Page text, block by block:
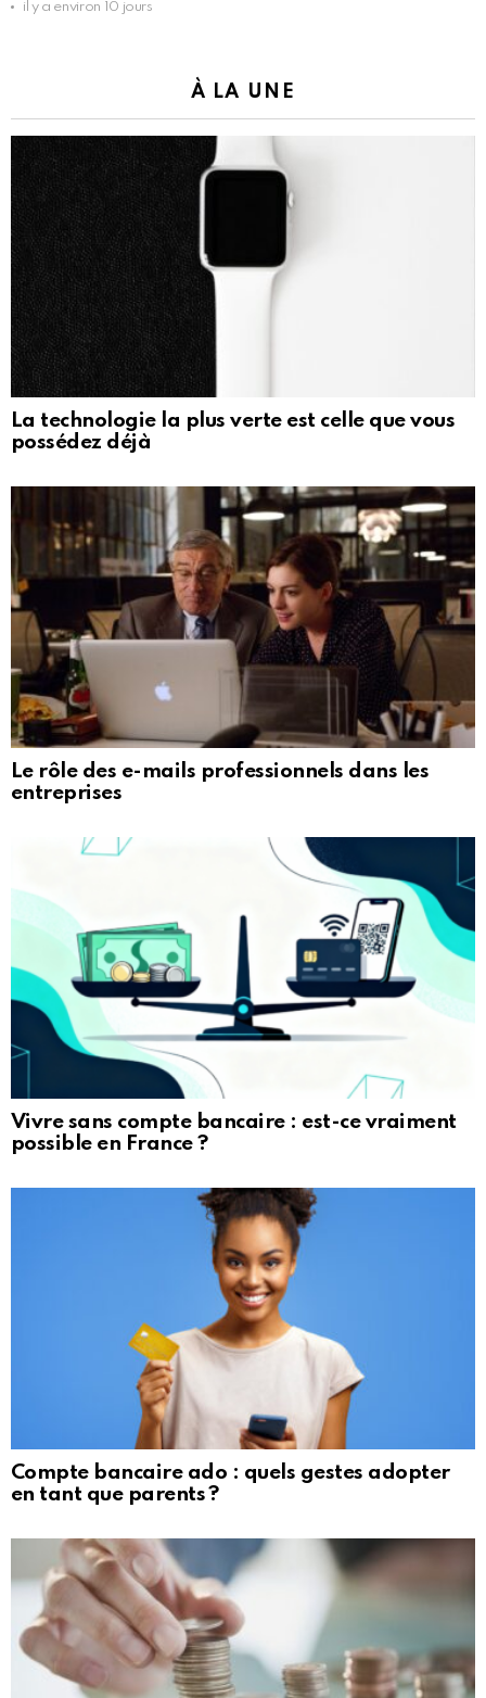
il y a environ 10 jours
À LA UNE
La technologie la plus verte est celle que vous
possédez déjà
Le rôle des e-mails professionnels dans les
entreprises
Vivre sans compte bancaire : est-ce vraiment
possible en France ?
Compte bancaire ado : quels gestes adopter
en tant que parents ?